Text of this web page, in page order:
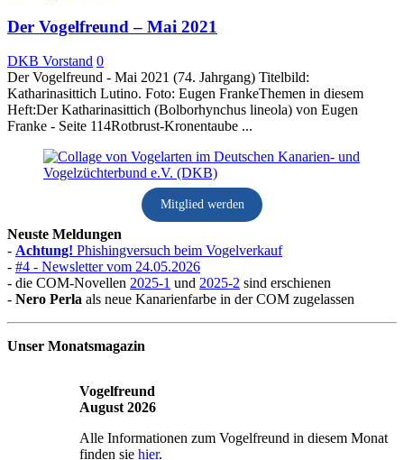
Der Vogelfreund – Mai 2021
DKB Vorstand 0
Der Vogelfreund - Mai 2021 (74. Jahrgang) Titelbild:
Katharinasittich Lutino. Foto: Eugen FrankeThemen in diesem
Heft:Der Katharinasittich (Bolborhynchus lineola) von Eugen
Franke - Seite 114Rotbrust-Kronentaube ...
Mitglied werden
Neuste Meldungen
- Achtung! Phishingversuch beim Vogelverkauf
- #4 - Newsletter vom 24.05.2026
- die COM-Novellen 2025-1 und 2025-2 sind erschienen
- Nero Perla als neue Kanarienfarbe in der COM zugelassen
Unser Monatsmagazin
Vogelfreund
August 2026
Alle Informationen zum Vogelfreund in diesem Monat
finden sie hier.